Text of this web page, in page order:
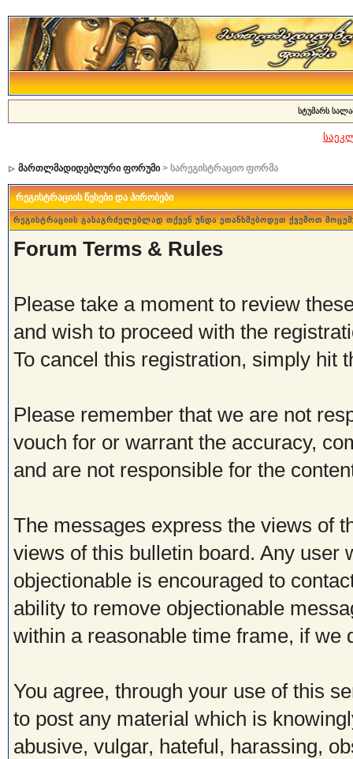
სტუმარს
მართლმადიდებლური ფორუმი> სარეგისტრაციო ფორმა
რეგისტრაციის წესები და პირობები
რეგისტრაციის გასაგრძელებლად თქვენ უნდა ეთანხმებოდეთ ქვემოთ
Forum Terms & Rules
Please take a moment to review
and wish to proceed with the
To cancel this registration, simply hit
Please remember that we are not
vouch for or warrant the accuracy,
and are not responsible for the
The messages express the views of
views of this bulletin board. Any user
objectionable is encouraged to
ability to remove objectionable
within a reasonable time frame, if we
You agree, through your use of this
to post any material which is
abusive, vulgar, hateful, harassing,